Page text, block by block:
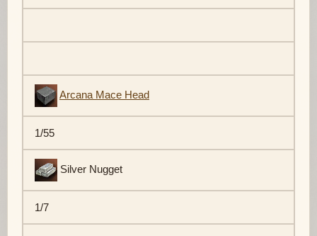
Arcana Mace Head
1/55
Silver Nugget
1/7